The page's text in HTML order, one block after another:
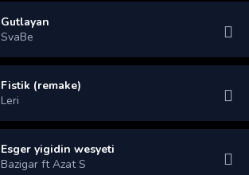
Gutlayan
SvaBe
Fistik (remake)
Leri
Esger yigidin wesyeti
Bazigar ft Azat S